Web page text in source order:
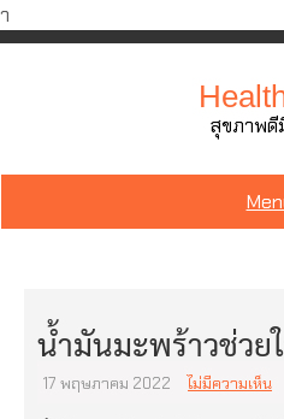
ำ
Skip
สุขภาพดี
น้ำมันมะพร้าวช่วย
17 พฤษภาคม 2022 ไม่มีความเห็น